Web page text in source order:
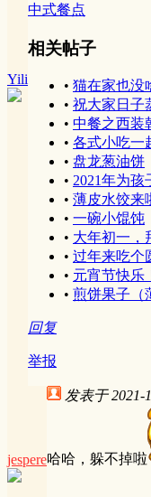
Yili
中式餐点
相关帖子
• 猫在家也没
• 祝大家日子
• 中餐之西装
• 各式小吃一
• 盘龙葱油饼
• 2021年为孩
• 薄皮水饺来
• 一碗小馄饨
• 大年初一，
• 过年来吃个
• 元宵节快乐
• 煎饼果子（
回复
举报
jespere
发表于 2021-
哈哈，躲不掉啦